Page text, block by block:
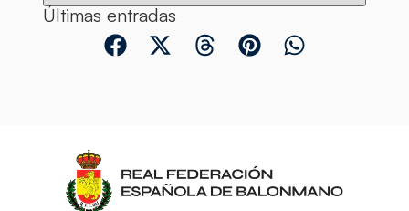
Últimas entradas